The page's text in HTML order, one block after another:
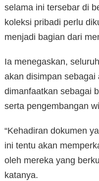
selama ini tersebar di
koleksi pribadi perlu
menjadi bagian dari
Ia menegaskan,
akan disimpan sebagai
dimanfaatkan sebagai
serta pengembangan
“Kehadiran dokumen
ini tentu akan
oleh mereka yang
katanya.